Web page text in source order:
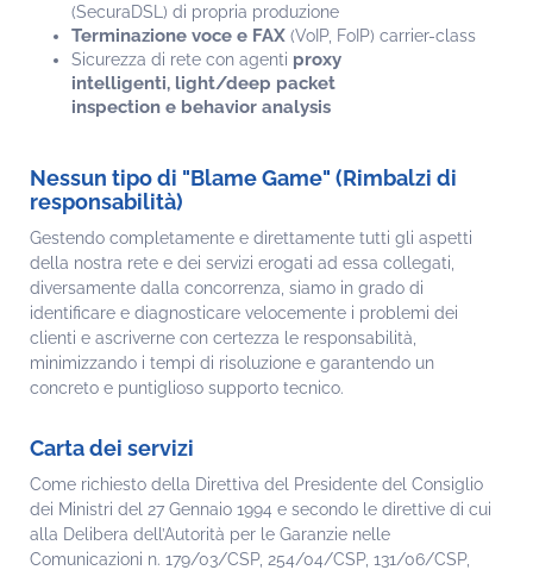
(SecuraDSL) di propria produzione
Terminazione voce e FAX (VoIP, FoIP) carrier-class
Sicurezza di rete con agenti proxy
intelligenti, light/deep packet
inspection e behavior analysis
Nessun tipo di "Blame Game" (Rimbalzi di
responsabilità)
Gestendo completamente e direttamente tutti gli aspetti
della nostra rete e dei servizi erogati ad essa collegati,
diversamente dalla concorrenza, siamo in grado di
identificare e diagnosticare velocemente i problemi dei
clienti e ascriverne con certezza le responsabilità,
minimizzando i tempi di risoluzione e garantendo un
concreto e puntiglioso supporto tecnico.
Carta dei servizi
Come richiesto della Direttiva del Presidente del Consiglio
dei Ministri del 27 Gennaio 1994 e secondo le direttive di cui
alla Delibera dell’Autorità per le Garanzie nelle
Comunicazioni n. 179/03/CSP, 254/04/CSP, 131/06/CSP,